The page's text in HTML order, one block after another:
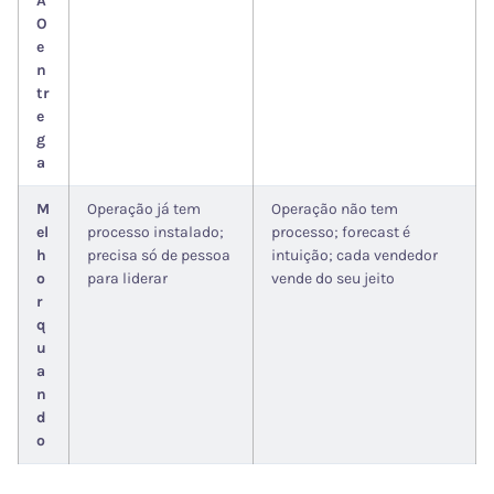
O
e
n
tr
e
g
a
M
el
h
o
r
q
u
a
n
d
o
Operação já tem
processo instalado;
precisa só de pessoa
para liderar
Operação não tem
processo; forecast é
intuição; cada vendedor
vende do seu jeito